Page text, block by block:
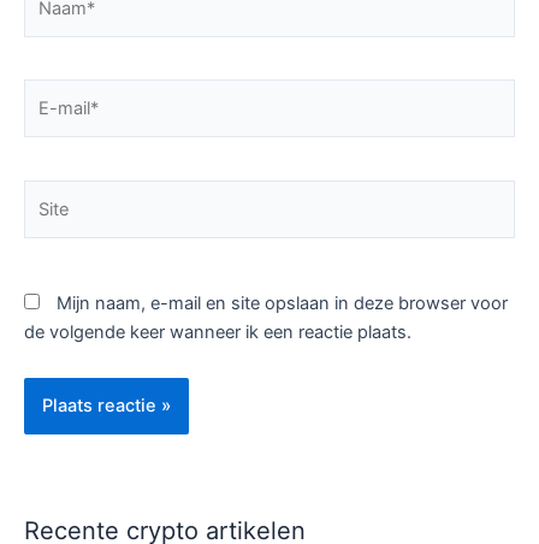
Mijn naam, e-mail en site opslaan in deze browser voor
de volgende keer wanneer ik een reactie plaats.
Recente crypto artikelen